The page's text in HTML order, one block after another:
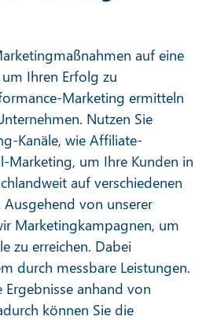
auf eine
Ihren Erfolg zu
Marketing ermitteln
Nutzen Sie
Kanäle, wie Affiliate-
Marketing, um Ihre Kunden in
auf verschiedenen
Ausgehend von unserer
Marketingkampagnen, um
zu erreichen. Dabei
durch messbare Leistungen.
anhand von
können Sie die